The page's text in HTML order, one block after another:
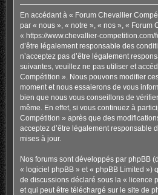
En accédant à « Forum Chevallier
par « nous », « notre », « nos », « Forum
« https://www.chevallier-competition.com/
d’être légalement responsable des
n’acceptez pas d’être légalement
suivantes, veuillez ne pas utiliser et
Compétition ». Nous pouvons modifier
moment et nous essaierons de vous
bien que nous vous conseillons de
même. En effet, si vous continuez à
Compétition » après que des
acceptez d’être légalement responsable
mises à jour.
Nos forums sont développés par phpBB
« logiciel phpBB » et « phpBB Limited »)
de discussions déclaré sous la « licence
et qui peut être téléchargé sur le site de